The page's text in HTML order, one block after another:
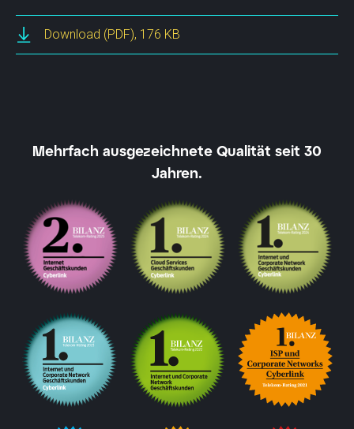
Download (PDF), 176 KB
Mehrfach ausgezeichnete Qualität seit 30
Jahren.